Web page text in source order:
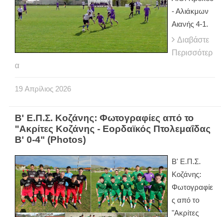
- Αλιάκμων
Αιανής 4-1.
Διαβάστε
Περισσότερ
α
19 Απρίλιος 2026
Β' Ε.Π.Σ. Κοζάνης: Φωτογραφίες από το
"Ακρίτες Κοζάνης - Εορδαϊκός Πτολεμαΐδας
Β' 0-4" (Photos)
Β' Ε.Π.Σ.
Κοζάνης:
Φωτογραφίε
ς από το
"Ακρίτες